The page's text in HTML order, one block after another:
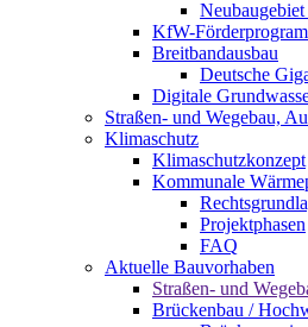
KfW-
Breitbandausbau
Deutsche
Digitale
Straßen- und Wegebau,
Klimaschutz
Klimaschutzkonzept
Kommunale
Projektphasen
FAQ
Aktuelle Bauvorhaben
Straßen- und
Brückenbau /